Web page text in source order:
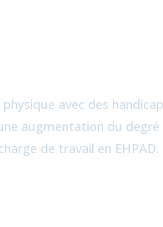
avec des
augmentation du degré
de travail en EHPAD.